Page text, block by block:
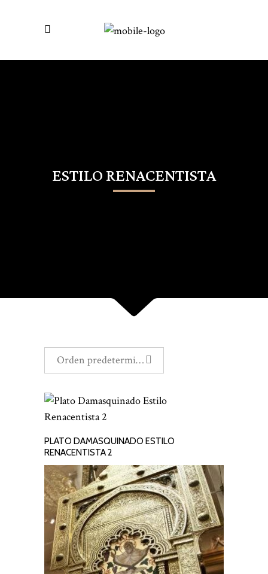
ESTILO RENACENTISTA
Orden predeterminado
LEER MÁS
PLATO DAMASQUINADO ESTILO
RENACENTISTA 2